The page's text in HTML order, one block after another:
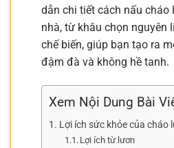
dẫn chi tiết cách nấu cháo
nhà, từ khâu chọn nguyên
chế biến, giúp bạn tạo ra
đậm đà và không hề tanh.
Xem Nội Dung Bài
Lợi ích sức khỏe của cháo
Lợi ích từ lươn